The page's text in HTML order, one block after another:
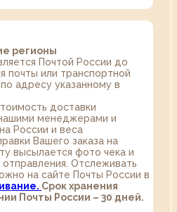
регионы
Почтой России до
почты или транспортной
адресу указанному в
доставки
менеджерами и
России и веса
Вашего заказа на
высылается фото чека и
Отслеживать
на сайте Почты России в
Срок хранения
Почты России – 30 дней.